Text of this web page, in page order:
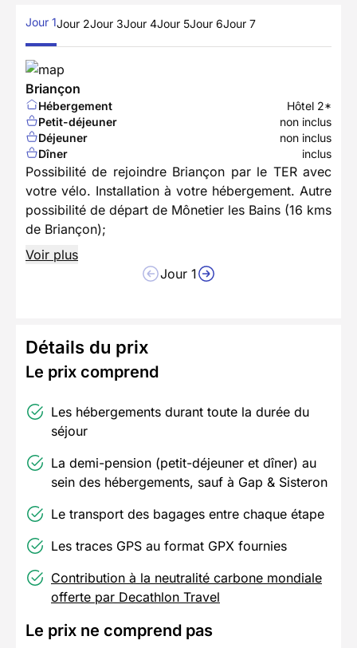
Jour 1Jour 2Jour 3Jour 4Jour 5Jour 6Jour 7
Briançon
Hébergement
Hôtel 2*
Petit-déjeuner
non inclus
Déjeuner
non inclus
Dîner
inclus
Possibilité de rejoindre Briançon par le TER avec
votre vélo. Installation à votre hébergement. Autre
possibilité de départ de Mônetier les Bains (16 kms
de Briançon);
Voir plus
Jour 1
Détails du prix
Le prix comprend
Les hébergements durant toute la durée du
séjour
La demi-pension (petit-déjeuner et dîner) au
sein des hébergements, sauf à Gap & Sisteron
Le transport des bagages entre chaque étape
Les traces GPS au format GPX fournies
Contribution à la neutralité carbone mondiale
offerte par Decathlon Travel
Le prix ne comprend pas